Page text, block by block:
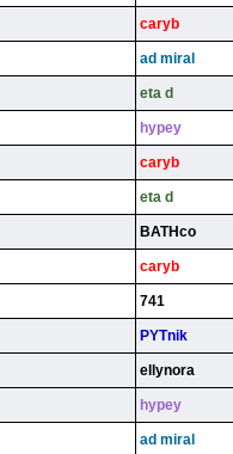
caryb
ad miral
eta d
hypey
caryb
eta d
BATHco
caryb
741
PYTnik
ellynora
hypey
ad miral